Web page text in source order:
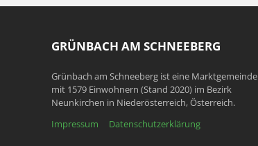
GRÜNBACH AM SCHNEEBERG
Grünbach am Schneeberg ist eine Marktgemeinde
mit 1579 Einwohnern (Stand 2020) im Bezirk
Neunkirchen in Niederösterreich, Österreich.
Impressum
Datenschutzerklärung